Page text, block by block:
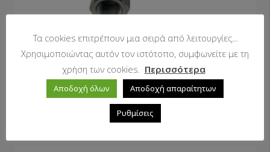
Grease nozzles
Τα cookies επιτρέπουν μια σειρά από λειτουργίες...
Χρησιμοποιώντας αυτόν τον ιστότοπο, συμφωνείτε με τη
χρήση των cookies.
Περισσότερα
Αποδοχή όλων Αποδοχή απαραίτητων
Ρυθμίσεις